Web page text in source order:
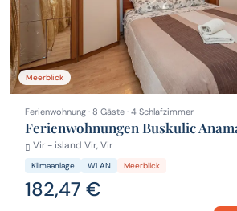
Meerblick
Ferienwohnung · 8 Gäste · 4 Schlafzimmer
Ferienwohnungen Buskulic
Vir - island Vir, Vir
Klimaanlage WLAN Meerblick
182,47 €